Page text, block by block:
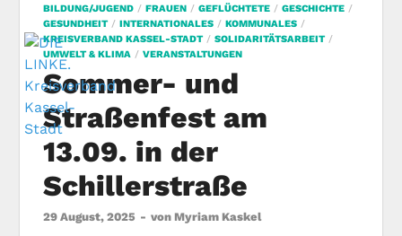
BILDUNG/JUGEND /FRAUEN /GEFLÜCHTETE /GESCHICHTE /
GESUNDHEIT/INTERNATIONALES /KOMMUNALES /
KREISVERBAND KASSEL-STADT/SOLIDARITÄTSARBEIT/
UMWELT & KLIMA /VERANSTALTUNGEN
Sommer- und
Straßenfest am
13.09. in der
Schillerstraße
29 August, 2025 - vonMyriam Kaskel